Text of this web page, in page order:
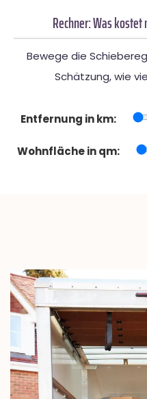
Rechner: Was
Bewege die
Schätzung, wie
Entfernung in km:
Wohnfläche in qm: